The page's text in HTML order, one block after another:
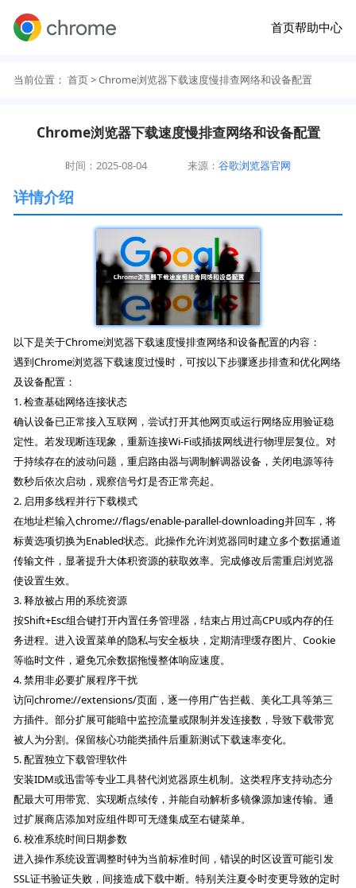
首页帮助中心
当前位置： 首页> Chrome浏览器下载速度慢排查网络和设备配置
Chrome浏览器下载速度慢排查网络和设备配置
时间：2025-08-04 来源：谷歌浏览器官网
详情介绍
以下是关于Chrome浏览器下载速度慢排查网络和设备配置的内容：
遇到Chrome浏览器下载速度过慢时，可按以下步骤逐步排查和优化网络
及设备配置：
1. 检查基础网络连接状态
确认设备已正常接入互联网，尝试打开其他网页或运行网络应用验证稳
定性。若发现断连现象，重新连接Wi-Fi或插拔网线进行物理层复位。对
于持续存在的波动问题，重启路由器与调制解调器设备，关闭电源等待
数秒后依次启动，观察信号灯是否正常亮起。
2. 启用多线程并行下载模式
在地址栏输入chrome://flags/enable-parallel-downloading并回车，将
标黄选项切换为Enabled状态。此操作允许浏览器同时建立多个数据通道
传输文件，显著提升大体积资源的获取效率。完成修改后需重启浏览器
使设置生效。
3. 释放被占用的系统资源
按Shift+Esc组合键打开内置任务管理器，结束占用过高CPU或内存的任
务进程。进入设置菜单的隐私与安全板块，定期清理缓存图片、Cookie
等临时文件，避免冗余数据拖慢整体响应速度。
4. 禁用非必要扩展程序干扰
访问chrome://extensions/页面，逐一停用广告拦截、美化工具等第三
方插件。部分扩展可能暗中监控流量或限制并发连接数，导致下载带宽
被人为分割。保留核心功能类插件后重新测试下载速率变化。
5. 配置独立下载管理软件
安装IDM或迅雷等专业工具替代浏览器原生机制。这类程序支持动态分
配最大可用带宽、实现断点续传，并能自动解析多镜像源加速传输。通
过扩展商店添加对应组件即可无缝集成至右键菜单。
6. 校准系统时间日期参数
进入操作系统设置调整时钟为当前标准时间，错误的时区设置可能引发
SSL证书验证失败，间接造成下载中断。特别关注夏令时变更导致的定时